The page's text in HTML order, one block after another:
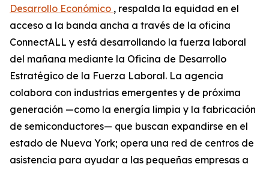
Desarrollo Económico , respalda la equidad en el
acceso a la banda ancha a través de la oficina
ConnectALL y está desarrollando la fuerza laboral
del mañana mediante la Oficina de Desarrollo
Estratégico de la Fuerza Laboral. La agencia
colabora con industrias emergentes y de próxima
generación —como la energía limpia y la fabricación
de semiconductores— que buscan expandirse en el
estado de Nueva York; opera una red de centros de
asistencia para ayudar a las pequeñas empresas a